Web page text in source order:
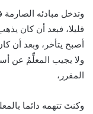
وتدخل مبادئه
قليلا، فبعد أن كان
أصبح يتأخر، وبعد أن
ولا يجيب المعلِّمُ عن
المقرر،
وكنتَ تتهمه دائما